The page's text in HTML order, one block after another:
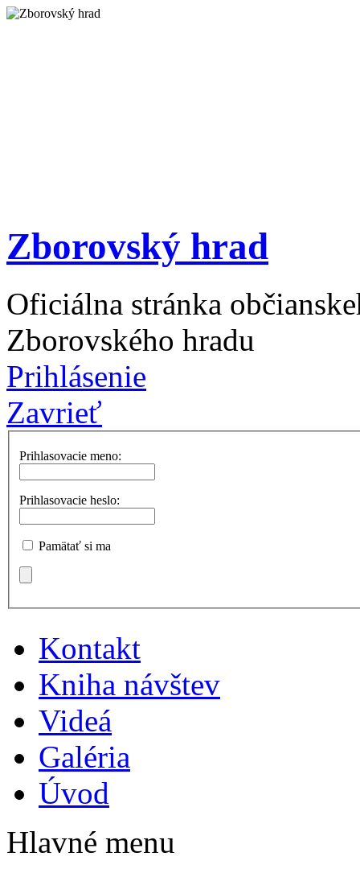
Zborovský hrad
Oficiálna stránka
Zborovského hradu
Prihlásenie
Zavrieť
Prihlasovacie meno:
Prihlasovacie heslo:
Pamätať si ma
Kontakt
Kniha návštev
Videá
Galéria
Úvod
Hlavné menu